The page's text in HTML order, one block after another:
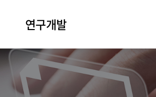
연구개발
수행실적
기술개발